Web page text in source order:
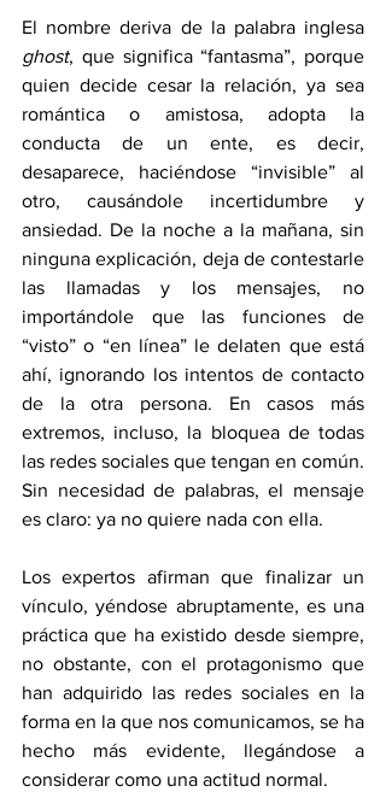
ghost, que significa “fantasma”, porque
quien decide cesar la relación, ya sea
romántica o amistosa, adopta la
conducta de un ente, es decir,
desaparece, haciéndose “invisible” al
otro, causándole incertidumbre y
ansiedad. De la noche a la mañana, sin
ninguna explicación, deja de contestarle
las llamadas y los mensajes, no
importándole que las funciones de
“visto” o “en línea” le delaten que está
ahí, ignorando los intentos de contacto
de la otra persona. En casos más
extremos, incluso, la bloquea de todas
las redes sociales que tengan en común.
Sin necesidad de palabras, el mensaje
es claro: ya no quiere nada con ella.
Los expertos afirman que finalizar un
vínculo, yéndose abruptamente, es una
práctica que ha existido desde siempre,
no obstante, con el protagonismo que
han adquirido las redes sociales en la
forma en la que nos comunicamos, se ha
hecho más evidente, llegándose a
considerar como una actitud normal.